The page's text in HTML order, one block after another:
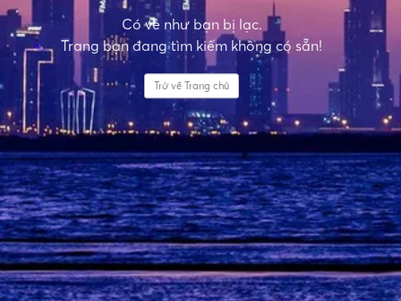
Có vẻ như bạn bị lạc.
Trang bạn đang tìm kiếm không có sẵn!
Trở về Trang chủ